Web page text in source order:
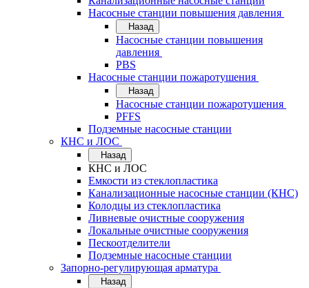
Насосные станции повышения давления
Назад
Насосные станции повышения
давления
PBS
Насосные станции пожаротушения
Назад
Насосные станции пожаротушения
PFFS
Подземные насосные станции
КНС и ЛОС
Назад
КНС и ЛОС
Емкости из стеклопластика
Канализационные насосные станции (КНС)
Колодцы из стеклопластика
Ливневые очистные сооружения
Локальные очистные сооружения
Пескоотделители
Подземные насосные станции
Запорно-регулирующая арматура
Назад